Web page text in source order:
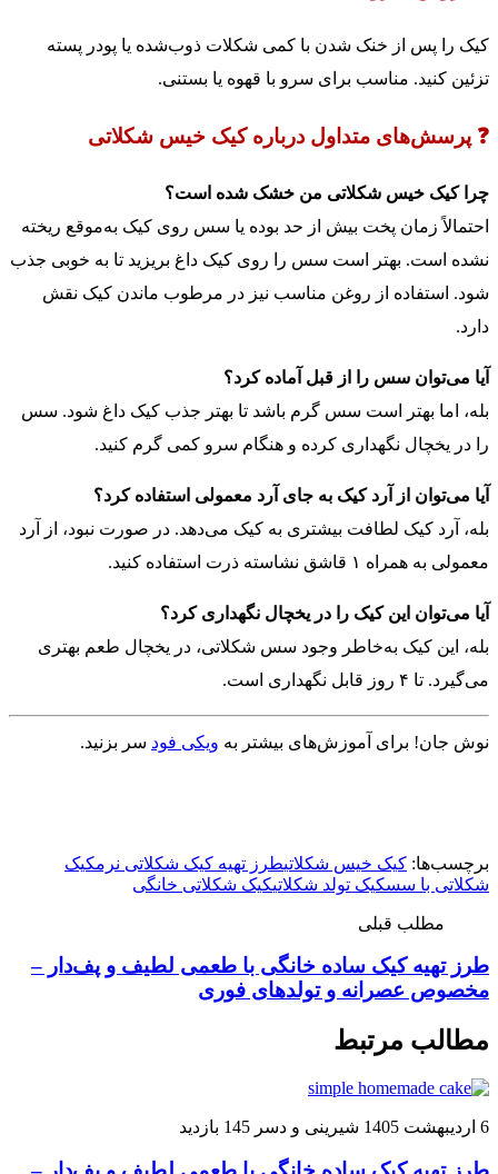
کیک را پس از خنک شدن با کمی شکلات ذوب‌شده یا پودر پسته
تزئین کنید. مناسب برای سرو با قهوه یا بستنی.
❓ پرسش‌های متداول درباره کیک خیس شکلاتی
چرا کیک خیس شکلاتی من خشک شده است؟
احتمالاً زمان پخت بیش از حد بوده یا سس روی کیک به‌موقع ریخته
نشده است. بهتر است سس را روی کیک داغ بریزید تا به خوبی جذب
شود. استفاده از روغن مناسب نیز در مرطوب ماندن کیک نقش
دارد.
آیا می‌توان سس را از قبل آماده کرد؟
بله، اما بهتر است سس گرم باشد تا بهتر جذب کیک داغ شود. سس
را در یخچال نگهداری کرده و هنگام سرو کمی گرم کنید.
آیا می‌توان از آرد کیک به جای آرد معمولی استفاده کرد؟
بله، آرد کیک لطافت بیشتری به کیک می‌دهد. در صورت نبود، از آرد
معمولی به همراه ۱ قاشق نشاسته ذرت استفاده کنید.
آیا می‌توان این کیک را در یخچال نگهداری کرد؟
بله، این کیک به‌خاطر وجود سس شکلاتی، در یخچال طعم بهتری
می‌گیرد. تا ۴ روز قابل نگهداری است.
نوش جان! برای آموزش‌های بیشتر به ویکی فود سر بزنید.
برچسب‌ها: کیک خیس شکلاتیطرز تهیه کیک شکلاتی نرمکیک
شکلاتی با سسکیک تولد شکلاتیکیک شکلاتی خانگی
مطلب قبلی
طرز تهیه کیک ساده خانگی با طعمی لطیف و پف‌دار –
مخصوص عصرانه و تولدهای فوری
مطالب مرتبط
6 اردیبهشت 1405 شیرینی و دسر 145 بازدید